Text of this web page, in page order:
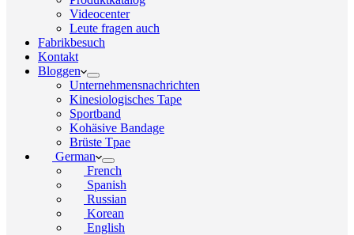
Videocenter
Leute fragen auch
Fabrikbesuch
Kontakt
Bloggen
Unternehmensnachrichten
Kinesiologisches Tape
Sportband
Kohäsive Bandage
Brüste Tpae
German
French
Spanish
Russian
Korean
English